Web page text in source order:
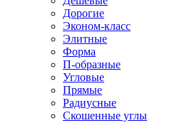
Дорогие
Эконом-класс
Элитные
Форма
П-образные
Угловые
Прямые
Радиусные
Скошенные углы